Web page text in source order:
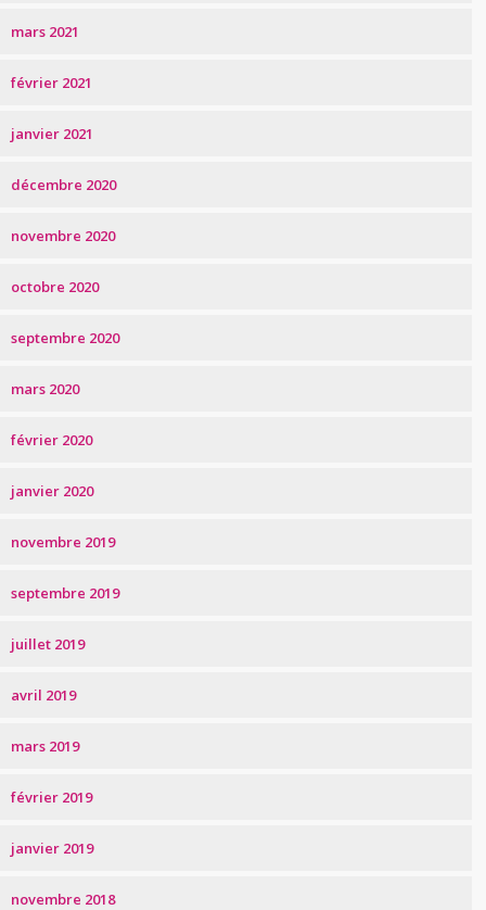
mars 2021
février 2021
janvier 2021
décembre 2020
novembre 2020
octobre 2020
septembre 2020
mars 2020
février 2020
janvier 2020
novembre 2019
septembre 2019
juillet 2019
avril 2019
mars 2019
février 2019
janvier 2019
novembre 2018